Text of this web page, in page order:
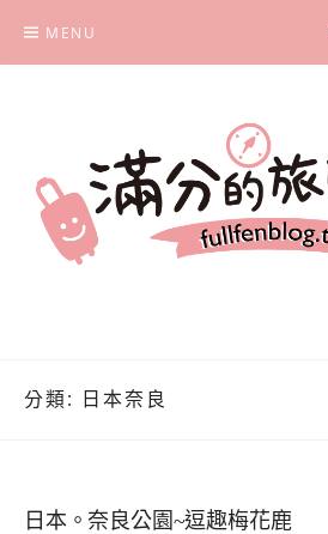
content
MENU
分類: 日本奈良
日本。奈良公園~逗趣梅花鹿